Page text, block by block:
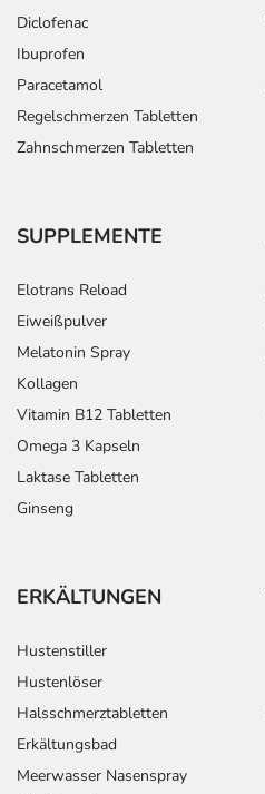
Diclofenac
Ibuprofen
Paracetamol
Regelschmerzen Tabletten
Zahnschmerzen Tabletten
SUPPLEMENTE
Elotrans Reload
Eiweißpulver
Melatonin Spray
Kollagen
Vitamin B12 Tabletten
Omega 3 Kapseln
Laktase Tabletten
Ginseng
ERKÄLTUNGEN
Hustenstiller
Hustenlöser
Halsschmerztabletten
Erkältungsbad
Meerwasser Nasenspray